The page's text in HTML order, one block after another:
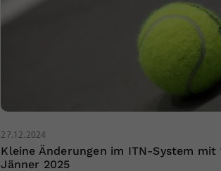
27.12.2024
Kleine Änderungen im ITN-System mit
Jänner 2025